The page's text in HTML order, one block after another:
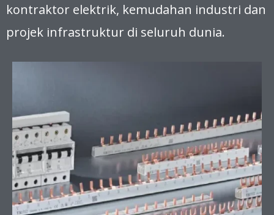
kontraktor elektrik, kemudahan industri dan
projek infrastruktur di seluruh dunia.